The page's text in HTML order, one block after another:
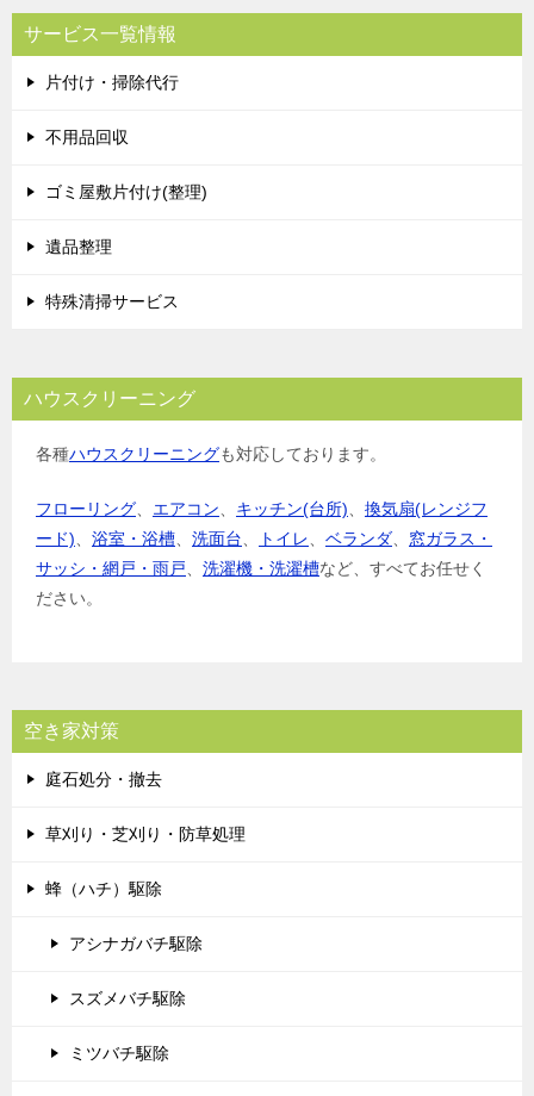
サービス一覧情報
片付け・掃除代行
不用品回収
ゴミ屋敷片付け(整理)
遺品整理
特殊清掃サービス
ハウスクリーニング
各種ハウスクリーニングも対応しております。
フローリング エアコン キッチン(台所)
換気扇(レンジフ
ード)
浴室・浴槽 洗面台 トイレ ベランダ
窓ガラス・
サッシ・網戸・雨戸
洗濯機・洗濯槽など、すべてお任せく
ださい。
空き家対策
庭石処分・撤去
草刈り・芝刈り・防草処理
蜂（ハチ）駆除
アシナガバチ駆除
スズメバチ駆除
ミツバチ駆除